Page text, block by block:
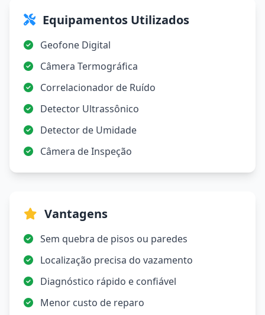
Equipamentos Utilizados
Geofone Digital
Câmera Termográfica
Correlacionador de Ruído
Detector Ultrassônico
Detector de Umidade
Câmera de Inspeção
Vantagens
Sem quebra de pisos ou paredes
Localização precisa do vazamento
Diagnóstico rápido e confiável
Menor custo de reparo